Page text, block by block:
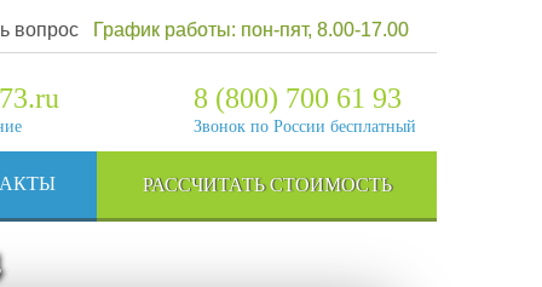
вопрос График работы: пон-пят, 8.00-17.00
8 (800) 700 61 93
Звонок по России бесплатный
РАССЧИТАТЬ СТОИМОСТЬ